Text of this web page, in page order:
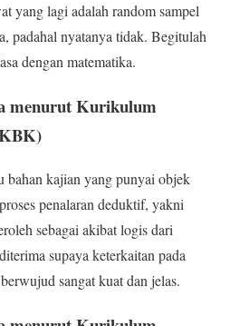
yang lagi adalah random sampel
padahal nyatanya tidak. Begitulah
dengan matematika.
menurut Kurikulum
bahan kajian yang punyai objek
penalaran deduktif, yakni
sebagai akibat logis dari
supaya keterkaitan pada
sangat kuat dan jelas.